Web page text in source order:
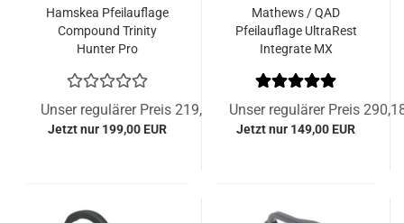
Hamskea Pfeilauflage
Compound Trinity
Hunter Pro
Unser regulärer Preis 219,76 EUR
Jetzt nur 199,00 EUR
Mathews / QAD
Pfeilauflage UltraRest
Integrate MX
Unser regulärer Preis
Jetzt nur 149,00 EUR